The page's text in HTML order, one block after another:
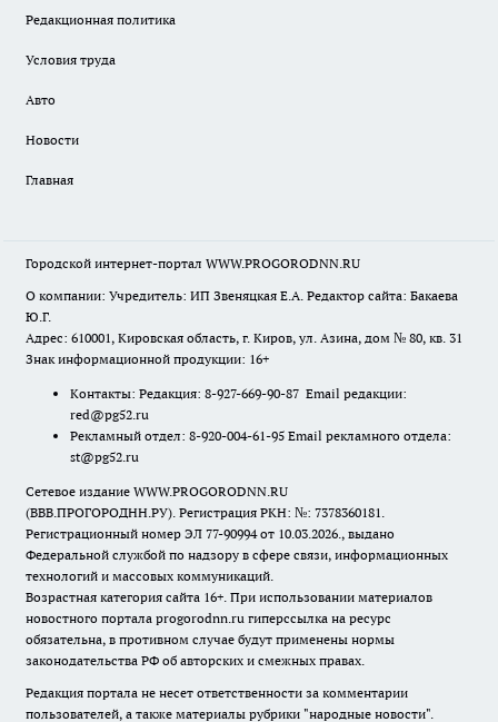
Редакционная политика
Условия труда
Авто
Новости
Главная
Городской интернет-портал WWW.PROGORODNN.RU
О компании: Учредитель: ИП Звеняцкая Е.А. Редактор сайта: Бакаева
Ю.Г.
Адрес: 610001, Кировская область, г. Киров, ул. Азина, дом № 80, кв. 31
Знак информационной продукции: 16+
Контакты: Редакция: 8-927-669-90-87 Email редакции:
red@pg52.ru
Рекламный отдел: 8-920-004-61-95 Email рекламного отдела:
st@pg52.ru
Сетевое издание WWW.PROGORODNN.RU
(ВВВ.ПРОГОРОДНН.РУ). Регистрация РКН: №: 7378360181.
Регистрационный номер ЭЛ 77-90994 от 10.03.2026., выдано
Федеральной службой по надзору в сфере связи, информационных
технологий и массовых коммуникаций.
Возрастная категория сайта 16+. При использовании материалов
новостного портала progorodnn.ru гиперссылка на ресурс
обязательна, в противном случае будут применены нормы
законодательства РФ об авторских и смежных правах.
Редакция портала не несет ответственности за комментарии
пользователей, а также материалы рубрики "народные новости".